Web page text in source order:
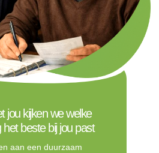
jou kijken we welke
het beste bij jou past
aan een duurzaam